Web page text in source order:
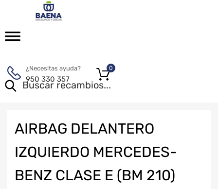
¿Necesitas ayuda?
950 330 357
0
AIRBAG DELANTERO
IZQUIERDO MERCEDES-
BENZ CLASE E (BM 210)